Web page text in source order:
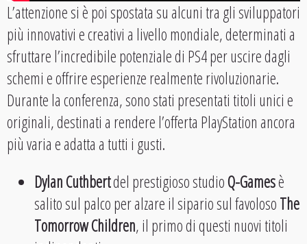
L’attenzione si è poi spostata su alcuni tra gli sviluppatori
più innovativi e creativi a livello mondiale, determinati a
sfruttare l’incredibile potenziale di PS4 per uscire dagli
schemi e offrire esperienze realmente rivoluzionarie.
Durante la conferenza, sono stati presentati titoli unici e
originali, destinati a rendere l’offerta PlayStation ancora
più varia e adatta a tutti i gusti.
Dylan Cuthbertdel prestigioso studioQ-Gamesè
salito sul palco per alzare il sipario sul favolosoThe
Tomorrow Children, il primo di questi nuovi titoli